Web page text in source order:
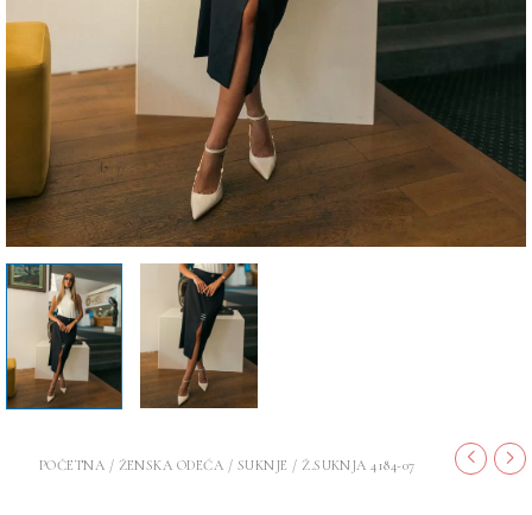
POČETNA / ŽENSKA ODEĆA / SUKNJE / Ž.SUKNJA 4184-07